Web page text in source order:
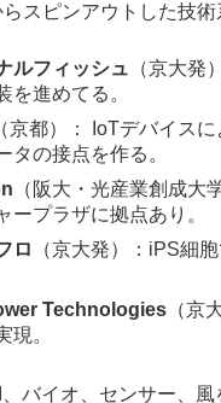
スピンアウトした技術
ルフィッシュ （京大発
を進めてる。
（京都）： IoTデバイス
タの接点を作る。
（阪大・光産業創成大
ープラザに拠点あり。
ロ
（京大発）：iPS細
Technologies （京
現。
バイオ、センサー、風